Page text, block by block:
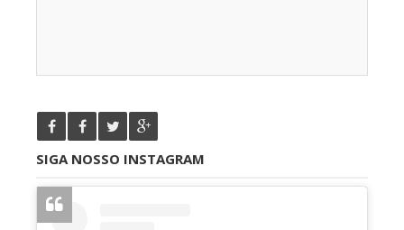
SIGA NOSSO INSTAGRAM